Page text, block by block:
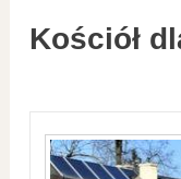
Kościół